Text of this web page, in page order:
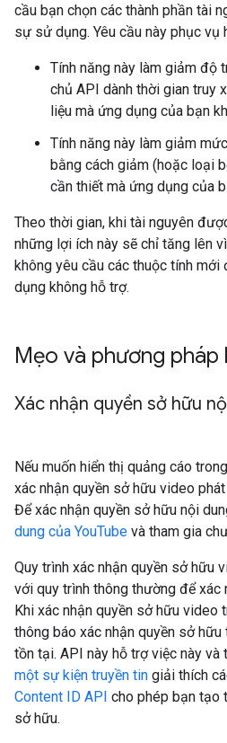
cầu bạn chọn các thành phần tài
sự sử dụng. Yêu cầu này phục vụ
Tính năng này làm giảm độ
chủ API dành thời gian truy
liệu mà ứng dụng của bạn
Tính năng này làm giảm
bằng cách giảm (hoặc loại
cần thiết mà ứng dụng của
Theo thời gian, khi tài nguyên
những lợi ích này sẽ chỉ tăng lên
không yêu cầu các thuộc tính
dụng không hỗ trợ.
Mẹo và phương pháp
Xác nhận quyền sở hữu
Nếu muốn hiển thị quảng cáo
xác nhận quyền sở hữu video
Để xác nhận quyền sở hữu nội
dung của YouTube và tham gia
Quy trình xác nhận quyền sở hữu
với quy trình thông thường để xác
Khi xác nhận quyền sở hữu video
thông báo xác nhận quyền sở
tồn tại. API này hỗ trợ việc này và
một sự kiện truyền tin giải thích
Content ID API cho phép bạn tạo
sở hữu.